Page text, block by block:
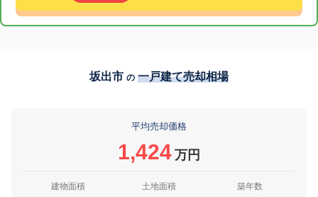
坂出市 の 一戸建て売却相場
平均売却価格
1,424 万円
建物面積 土地面積 築年数